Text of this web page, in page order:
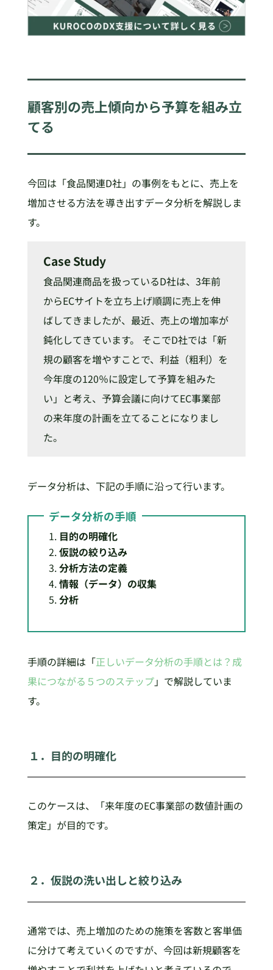
顧客別の売上傾向から予算を組み立
てる
今回は「食品関連D社」の事例をもとに、売上を
増加させる方法を導き出すデータ分析を解説しま
す。
Case Study
食品関連商品を扱っているD社は、3年前
からECサイトを立ち上げ順調に売上を伸
ばしてきましたが、最近、売上の増加率が
鈍化してきています。 そこでD社では「新
規の顧客を増やすことで、利益（粗利）を
今年度の120％に設定して予算を組みた
い」と考え、予算会議に向けてEC事業部
の来年度の計画を立てることになりまし
た。
データ分析は、下記の手順に沿って行います。
データ分析の手順
目的の明確化
仮説の絞り込み
分析方法の定義
情報（データ）の収集
分析
手順の詳細は「正しいデータ分析の手順とは？成
果につながる５つのステップ」で解説していま
す。
１．目的の明確化
このケースは、「来年度のEC事業部の数値計画の
策定」が目的です。
２．仮説の洗い出しと絞り込み
通常では、売上増加のための施策を客数と客単価
に分けて考えていくのですが、今回は新規顧客を